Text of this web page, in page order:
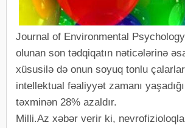
Journal of Environmental
olunan son tədqiqatın nəticələrinə
xüsusilə də onun soyuq tonlu
intellektual fəaliyyət zamanı
təxminən 28% azaldır.
Milli.Az xəbər verir ki,